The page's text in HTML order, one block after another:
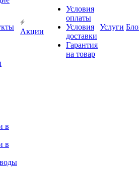
в
в
Акции
Условия
оплаты
Условия
доставки
Гарантия
на товар
Услуги